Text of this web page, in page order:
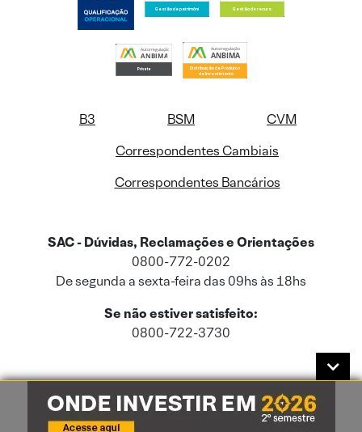
B3 BSM
CVM
Correspondentes Cambiais
Correspondentes Bancários
SAC - Dúvidas, Reclamações e Orientações
0800-772-0202
De segunda a sexta-feira das 09hs às 18hs
Se não estiver satisfeito:
0800-722-3730
Este site usa cookies e dados pessoais de acordo com a nossaPolítica de
Cookies
e a nossaPolítica de Privacidade.